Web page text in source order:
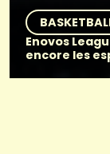
Enovos
encore les